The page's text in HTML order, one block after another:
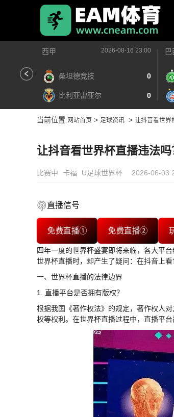
西甲 2026-08-16 23:00
桑坦德竞技 0
比利亚雷亚尔 0
当前位置: 网站首页 > 足球资讯 > 让抖音看世界
让抖音看世界杯直播违法
比赛中 卡福 U足球世界杯 2026-06-03
直播信号
免费直播① 免费直播②
四年一度的世界杯盛宴即将来临，各大平
世界杯直播时，却产生了疑问：在抖音上
一、世界杯直播的法律边界
1. 直播平台是否拥有版权？
根据我国《著作权法》的规定，著作权人
权等权利。在世界杯直播过程中，直播平